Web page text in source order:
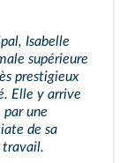
Isabelle
supérieure
prestigieux
Elle y arrive
une
de sa
travail.